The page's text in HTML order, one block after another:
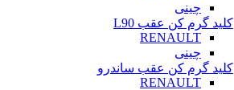
چینی
کلید گرم کن عقب L90
RENAULT
چینی
کلید گرم کن عقب ساندرو
RENAULT